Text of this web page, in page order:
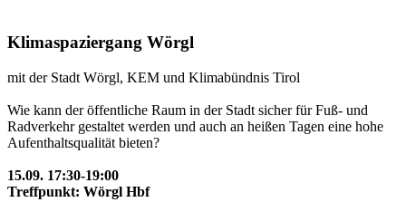
Klimaspaziergang Wörgl
mit der Stadt Wörgl, KEM und Klimabündnis Tirol
Wie kann der öffentliche Raum in der Stadt sicher für Fuß- und
Radverkehr gestaltet werden und auch an heißen Tagen eine hohe
Aufenthaltsqualität bieten?
15.09. 17:30-19:00
Treffpunkt: Wörgl Hbf